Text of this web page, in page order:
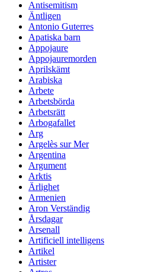
Antisemitism
Äntligen
Antonio Guterres
Apatiska barn
Appojaure
Appojauremorden
Aprilskämt
Arabiska
Arbete
Arbetsbörda
Arbetsrätt
Arbogafallet
Arg
Argelès sur Mer
Argentina
Argument
Arktis
Ärlighet
Armenien
Aron Verständig
Årsdagar
Arsenall
Artificiell intelligens
Artikel
Artister